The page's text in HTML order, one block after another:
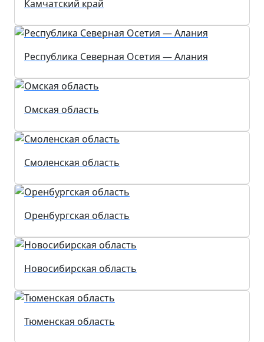
Камчатский край
Республика Северная Осетия — Алания
Омская область
Смоленская область
Оренбургская область
Новосибирская область
Тюменская область